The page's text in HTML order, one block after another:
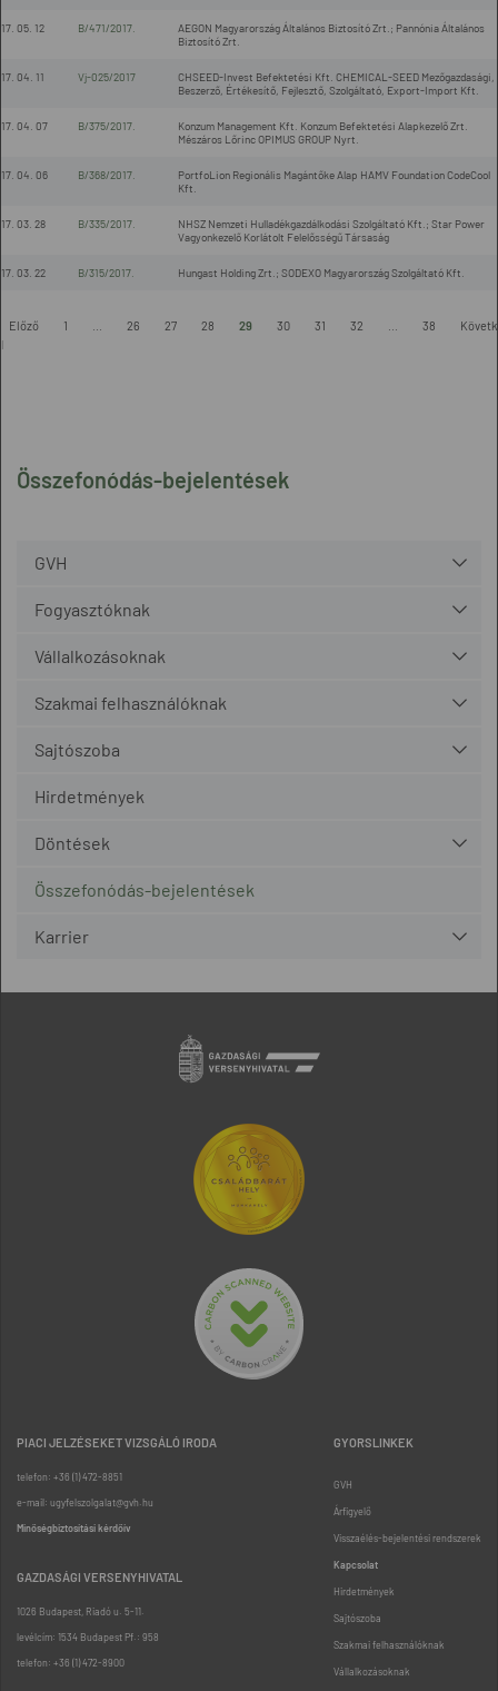
Összefonódás-bejelentések
GVH
Fogyasztóknak
Vállalkozásoknak
Szakmai felhasználóknak
Sajtószoba
Hirdetmények
Döntések
Összefonódás-bejelentések
Karrier
05. 12 B/471/2017.
AEGON Magyarország Általános Biztosító Zrt.; Pannónia Általános
Biztosító Zrt.
04. 11 Vj-025/2017
CHSEED-Invest Befektetési Kft. CHEMICAL-SEED Mezőgazdasági,
Beszerző, Értékesítő, Fejlesztő, Szolgáltató, Export-Import Kft.
04. 07 B/375/2017.
Konzum Management Kft. Konzum Befektetési Alapkezelő Zrt.
Mészáros Lőrinc OPIMUS GROUP Nyrt.
04. 06 B/368/2017.
PortfoLion Regionális Magántőke Alap HAMV Foundation CodeCool
Kft.
03. 28 B/335/2017.
NHSZ Nemzeti Hulladékgazdálkodási Szolgáltató Kft.; Star Power
Vagyonkezelő Korlátolt Felelősségű Társaság
03. 22 B/315/2017. Hungast Holding Zrt.; SODEXO Magyarország Szolgáltató Kft.
Előző 1 26 27 28 29 30 31 32 38
PIACI JELZÉSEKET VIZSGÁLÓ IRODA
telefon: +36 (1) 472-8851
e-mail: ugyfelszolgalat@gvh.hu
Minőségbiztosítási kérdőív
GAZDASÁGI VERSENYHIVATAL
1026 Budapest, Riadó u. 5-11.
levélcím: 1534 Budapest Pf.: 958
telefon: +36 (1) 472-8900
GYORSLINKEK
GVH
Árfigyelő
Visszaélés-bejelentési rendszerek
Kapcsolat
Hirdetmények
Sajtószoba
Szakmai felhasználóknak
Vállalkozásoknak